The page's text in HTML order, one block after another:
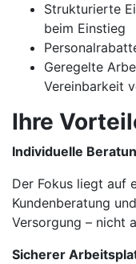
Strukturierte
beim Einstieg
Geregelte
Vereinbarkeit
Ihre
Individuelle
Der Fokus liegt auf
Kundenberatung
Versorgung – nicht
Sicherer